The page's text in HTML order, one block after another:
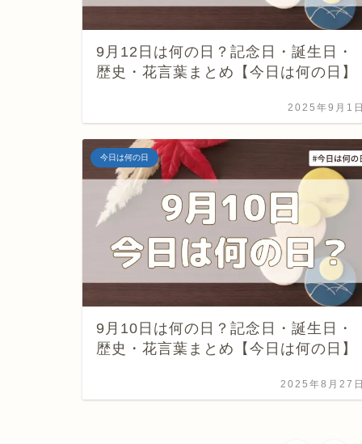
9月12日は何の日？記念日・誕生日・
歴史・花言葉まとめ【今日は何の日】
2025年9月1
今日は何の日
9月10日は何の日？記念日・誕生日・
歴史・花言葉まとめ【今日は何の日】
2025年8月27